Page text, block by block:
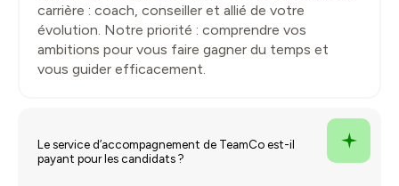
carrière : coach, conseiller et allié de votre
évolution. Notre priorité : comprendre vos
ambitions pour vous faire gagner du temps et
vous guider efficacement.
Le service d’accompagnement de TeamCo est-il
payant pour les candidats ?